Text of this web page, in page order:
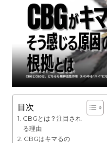
目次
CBGとは？注目され
る理由
CBGはキマるの